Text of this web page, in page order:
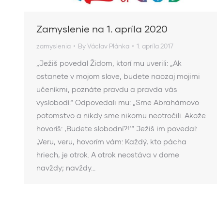
Zamyslenie na 1. apríla 2020
zamyslenia ByVáclav Plánka 1. apríla 2017
„Ježiš povedal Židom, ktorí mu uverili: „Ak
ostanete v mojom slove, budete naozaj mojimi
učeníkmi, poznáte pravdu a pravda vás
vyslobodí.“ Odpovedali mu: „Sme Abrahámovo
potomstvo a nikdy sme nikomu neotročili. Akože
hovoríš: ‚Budete slobodní?!‘“ Ježiš im povedal:
„Veru, veru, hovorím vám: Každý, kto pácha
hriech, je otrok. A otrok neostáva v dome
navždy; navždy…